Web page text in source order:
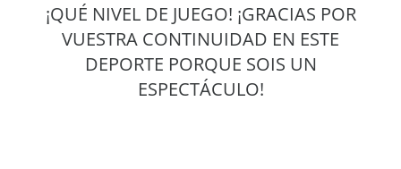
¡QUÉ NIVEL DE JUEGO! ¡GRACIAS POR
VUESTRA CONTINUIDAD EN ESTE
DEPORTE PORQUE SOIS UN
ESPECTÁCULO!